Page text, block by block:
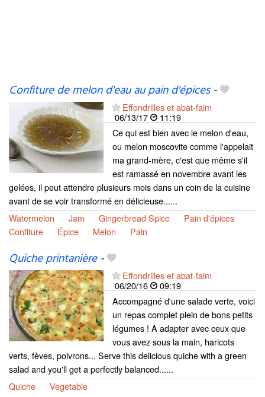
Confiture de melon d'eau au pain d'épices-
Effondrilles et abat-faim
06/13/17
11:19
Ce qui est bien avec le melon d'eau,
ou melon moscovite comme l'appelait
ma grand-mère, c'est que même s'il
est ramassé en novembre avant les
gelées, il peut attendre plusieurs mois dans un coin de la cuisine
avant de se voir transformé en délicieuse......
Watermelon
Jam Gingerbread Spice
Pain d'épices
Confiture
Épice Melon Pain
Quiche printanière-
Effondrilles et abat-faim
06/20/16
09:19
Accompagné d'une salade verte, voici
un repas complet plein de bons petits
légumes ! A adapter avec ceux que
vous avez sous la main, haricots
verts, fèves, poivrons... Serve this delicious quiche with a green
salad and you'll get a perfectly balanced......
Quiche
Vegetable